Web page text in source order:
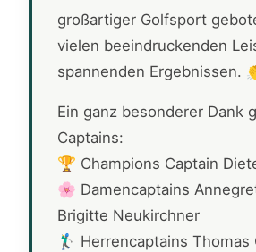
großartiger Golfsport
vielen beeindruckenden
spannenden Ergebnissen.
Ein ganz besonderer Dank
Captains:
🏆 Champions Captain
🌸 Damencaptains
Brigitte Neukirchner
🏌️‍♂️ Herrencaptains Thomas